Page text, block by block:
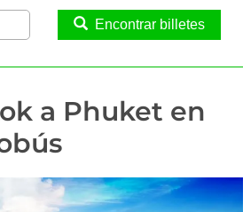
Encontrar billetes
a Phuket en